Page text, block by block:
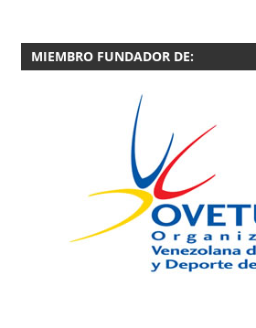
MIEMBRO FUNDADOR DE: